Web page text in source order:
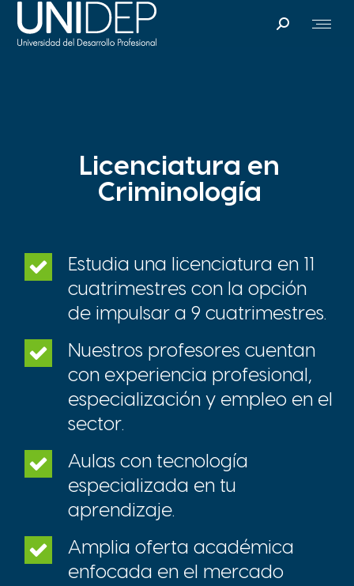
Search:
Licenciatura en
Criminología
Estudia una licenciatura en 11
cuatrimestres con la opción
de impulsar a 9 cuatrimestres.
Nuestros profesores cuentan
con experiencia profesional,
especialización y empleo en el
sector.
Aulas con tecnología
especializada en tu
aprendizaje.
Amplia oferta académica
enfocada en el mercado